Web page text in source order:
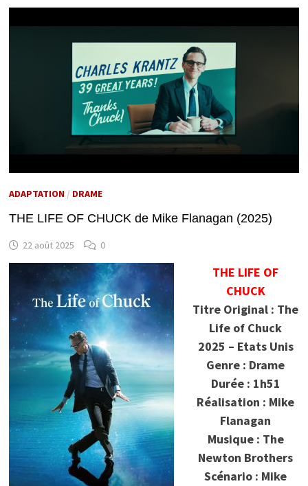
ADAPTATION/ DRAME
THE LIFE OF CHUCK de Mike Flanagan (2025)
22 août 2025 0
THE LIFE OF
CHUCK
Titre Original : The
Life of Chuck
2025 – Etats Unis
Genre : Drame
Durée : 1h51
Réalisation : Mike
Flanagan
Musique : The
Newton Brothers
Scénario : Mike